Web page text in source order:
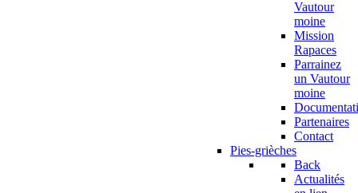
Vautour
moine
Mission
Rapaces
Parrainez
un Vautour
moine
Partenaires
Contact
Pies-grièches
Back
Actualités